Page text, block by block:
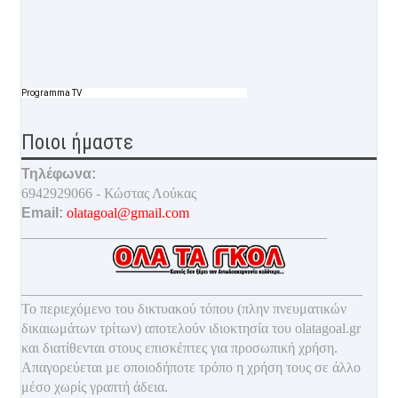
Programma TV
Ποιοι ήμαστε
Τηλέφωνα:
6942929066 - Κώστας Λούκας
Email: olatagoal@gmail.com
Το περιεχόμενο του δικτυακού τόπου (πλην πνευματικών
δικαιωμάτων τρίτων) αποτελούν ιδιοκτησία του olatagoal.gr
και διατίθενται στους επισκέπτες για προσωπική χρήση.
Απαγορεύεται με οποιοδήποτε τρόπο η χρήση τους σε άλλο
μέσο χωρίς γραπτή άδεια.